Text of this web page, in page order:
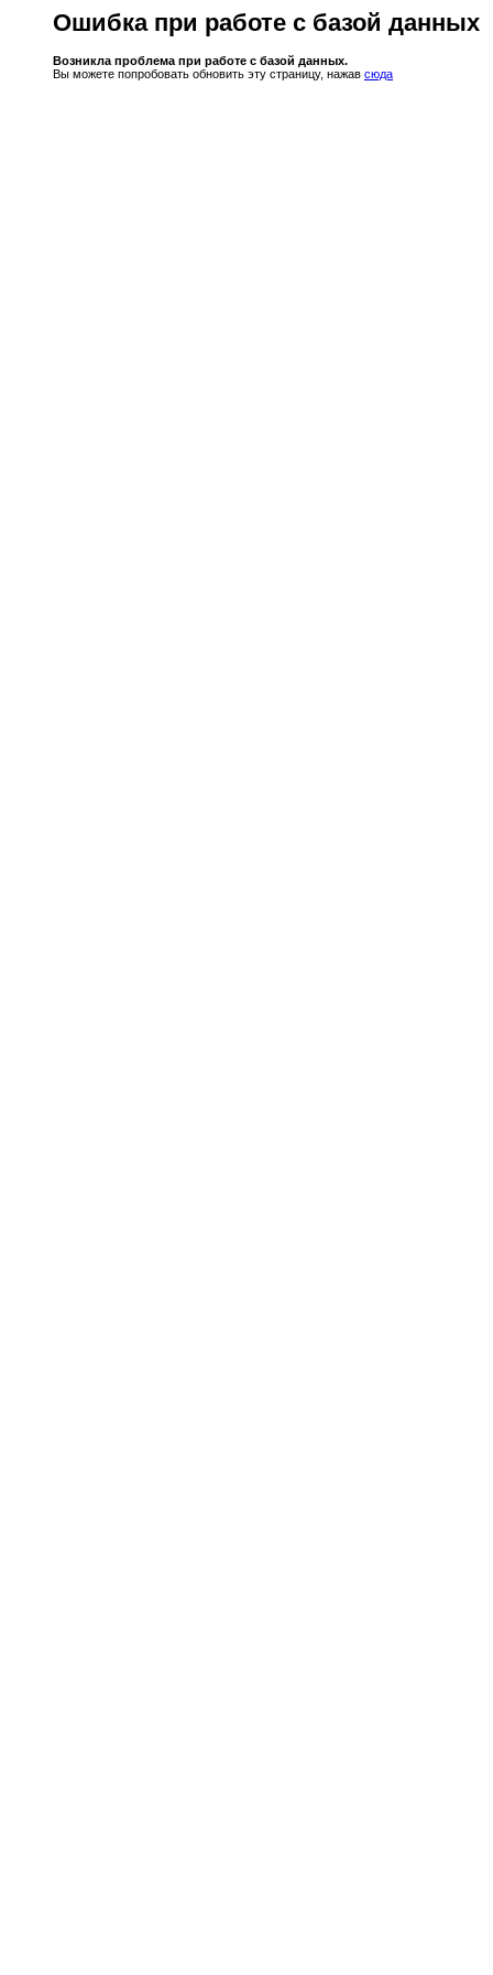
Ошибка при работе с базой данных
Возникла проблема при работе с базой данных.
Вы можете попробовать обновить эту страницу, нажав сюда